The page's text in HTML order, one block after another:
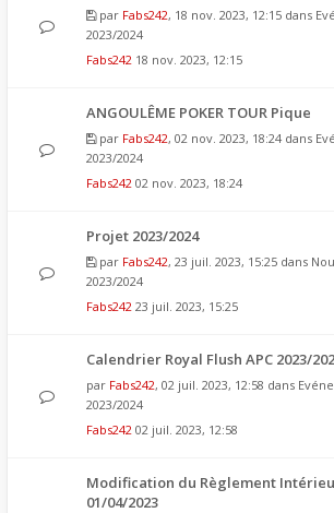
par Fabs242, 18 nov. 2023, 12:15 dans
2023/2024
Fabs242 18 nov. 2023, 12:15
ANGOULÊME POKER TOUR Pique
par Fabs242, 02 nov. 2023, 18:24 dans
2023/2024
Fabs242 02 nov. 2023, 18:24
Projet 2023/2024
par Fabs242, 23 juil. 2023, 15:25 dans
2023/2024
Fabs242 23 juil. 2023, 15:25
Calendrier Royal Flush APC 2023/
par Fabs242, 02 juil. 2023, 12:58 dans
2023/2024
Fabs242 02 juil. 2023, 12:58
Modification du Règlement
01/04/2023